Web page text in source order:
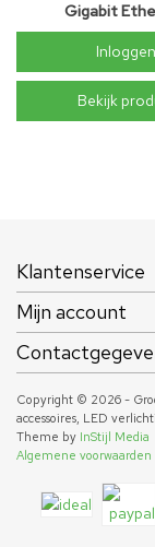
Gigabit
Inloggen
Bekijk
Klantenservice
Mijn account
Copyright © 2026 -
accessoires, LED
Theme by InStijl Media
Algemene voorwaarden